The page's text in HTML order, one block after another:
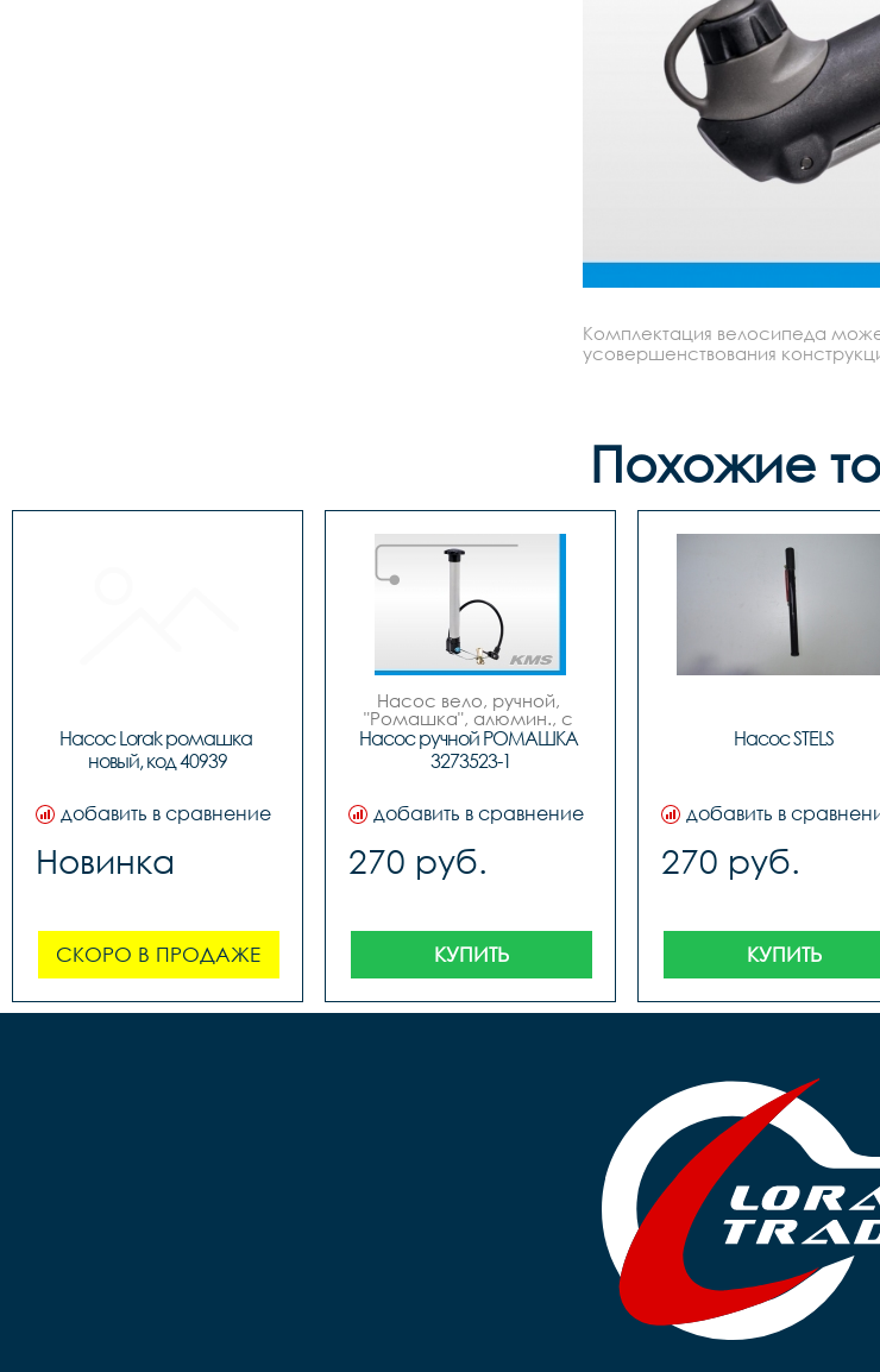
Комплектация велосипеда
усовершенствования
Похожие
Насос Lorak ромашка
новый, код 40939
добавить в сравнение
Новинка
СКОРО В ПРОДАЖЕ
Насос вело, ручной,
"Ромашка", алюмин., с
обратным толстым
штоком, шланг с
наконечником
Насос ручной РОМАШКА
3273523-1
добавить в сравнение
270 руб.
КУПИТЬ
Насос STELS
добавить в
270 руб.
КУПИТЬ